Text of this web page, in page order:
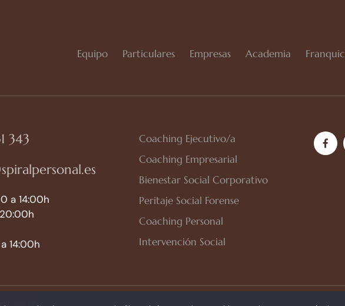
Equipo Particulares Empresas Academia
343
a 14:00h
14:00h
Coaching Ejecutivo/a
Coaching Empresarial
Bienestar Social Corporativo
Peritaje Social Forense
Coaching Personal
Intervención Social
Legal Política de Privacidad Política de Cookies